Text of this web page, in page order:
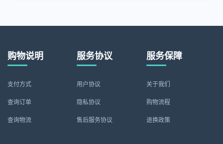
购物说明
支付方式
查询订单
查询物流
服务协议
用户协议
隐私协议
售后服务协议
服务保障
关于我们
购物流程
退换政策